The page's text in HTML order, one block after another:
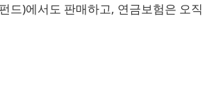
드)에서도 판매하고, 연금보험은 오직